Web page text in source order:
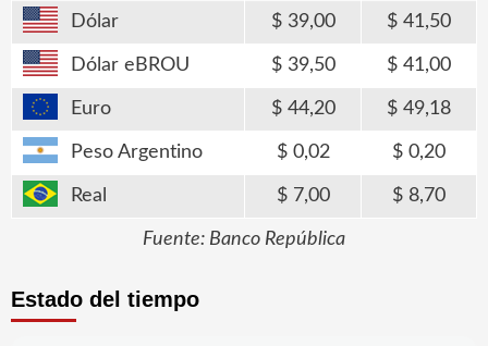
Dólar 39,00 41,50
Dólar eBROU 39,50 41,00
Euro 44,20 49,18
Peso Argentino 0,02 0,20
Real 7,00 8,70
Fuente: Banco República
Estado del tiempo